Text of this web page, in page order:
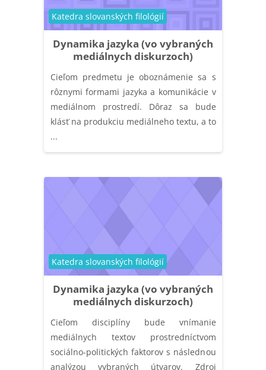
Dynamika jazyka (vo vybraných
mediálnych diskurzoch)
Catégorie de cours
Katedra slovanských filológií
Cieľom predmetu je oboznámenie sa s
rôznymi formami jazyka a komunikácie v
mediálnom prostredí. Dôraz sa bude
klásť na produkciu mediálneho textu, a to
...
Dynamika jazyka (vo vybraných
mediálnych diskurzoch)
Catégorie de cours
Katedra slovanských filológií
Cieľom disciplíny bude vnímanie
mediálnych textov prostredníctvom
sociálno-politických faktorov s následnou
analýzou vybraných útvarov. Zdroj